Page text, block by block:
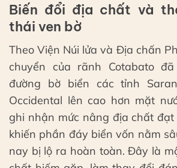
Biến đổi địa chất và
thái ven bờ
Theo Viện Núi lửa và Địa chấn
chuyển của rãnh Cotabato
đường bờ biển các tỉnh
Occidental lên cao hơn mặt
ghi nhận mức nâng địa chất
khiến phần đáy biển vốn nằm
nay bị lộ ra hoàn toàn. Đây là